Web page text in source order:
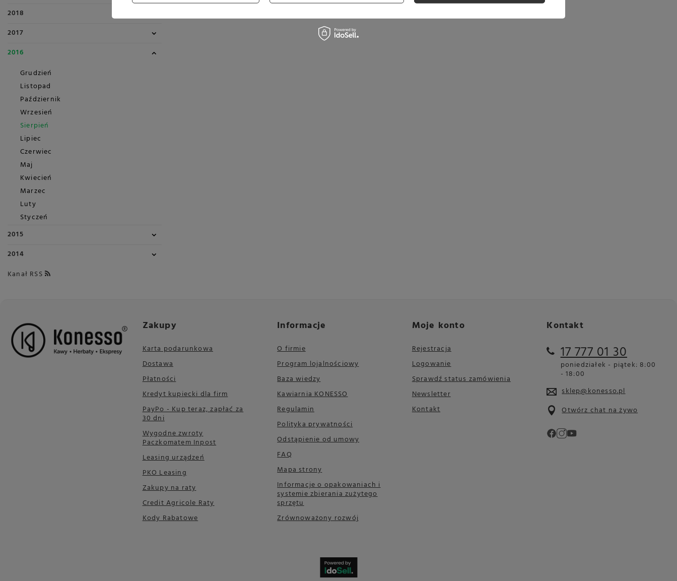
2018
2017
2016
Grudzień
Listopad
Październik
Wrzesień
Sierpień
Lipiec
Czerwiec
Maj
Kwiecień
Marzec
Luty
Styczeń
2015
2014
Kanał RSS
Zakupy
Karta podarunkowa
Dostawa
Płatności
Kredyt kupiecki dla firm
PayPo - Kup teraz, zapłać za
30 dni
Wygodne zwroty
Paczkomatem Inpost
Leasing urządzeń
PKO Leasing
Zakupy na raty
Credit Agricole Raty
Kody Rabatowe
Informacje
O firmie
Program lojalnościowy
Baza wiedzy
Kawiarnia KONESSO
Regulamin
Polityka prywatności
Odstąpienie od umowy
FAQ
Mapa strony
Informacje o opakowaniach i
systemie zbierania zużytego
sprzętu
Zrównoważony rozwój
Moje konto
Rejestracja
Logowanie
Sprawdź status zamówienia
Newsletter
Kontakt
Kontakt
17 777 01 30
poniedziałek - piątek: 8:00
- 18:00
sklep@konesso.pl
Otwórz chat na żywo